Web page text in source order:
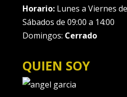
Horario:Lunes a Viernes
Sábados de 09:00 a 14:00
Domingos: Cerrado
QUIEN SOY